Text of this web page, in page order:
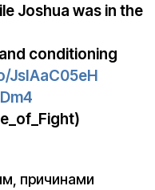
Joshua was in the
conditioning
JsIAaC05eH
причинами